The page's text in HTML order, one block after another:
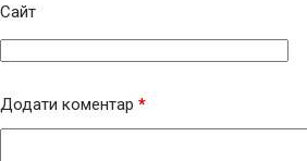
Сайт
Додати коментар *